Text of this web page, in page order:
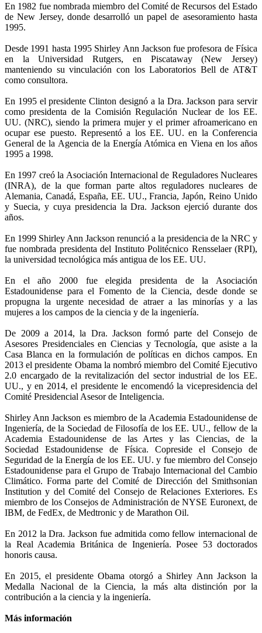
En 1982 fue nombrada miembro del Comité de Recursos del Estado
de New Jersey, donde desarrolló un papel de asesoramiento hasta
1995.
Desde 1991 hasta 1995 Shirley Ann Jackson fue profesora de Física
en la Universidad Rutgers, en Piscataway (New Jersey)
manteniendo su vinculación con los Laboratorios Bell de AT&T
como consultora.
En 1995 el presidente Clinton designó a la Dra. Jackson para servir
como presidenta de la Comisión Regulación Nuclear de los EE.
UU. (NRC), siendo la primera mujer y el primer afroamericano en
ocupar ese puesto. Representó a los EE. UU. en la Conferencia
General de la Agencia de la Energía Atómica en Viena en los años
1995 a 1998.
En 1997 creó la Asociación Internacional de Reguladores Nucleares
(INRA), de la que forman parte altos reguladores nucleares de
Alemania, Canadá, España, EE. UU., Francia, Japón, Reino Unido
y Suecia, y cuya presidencia la Dra. Jackson ejerció durante dos
años.
En 1999 Shirley Ann Jackson renunció a la presidencia de la NRC y
fue nombrada presidenta del Instituto Politécnico Rensselaer (RPI),
la universidad tecnológica más antigua de los EE. UU.
En el año 2000 fue elegida presidenta de la Asociación
Estadounidense para el Fomento de la Ciencia, desde donde se
propugna la urgente necesidad de atraer a las minorías y a las
mujeres a los campos de la ciencia y de la ingeniería.
De 2009 a 2014, la Dra. Jackson formó parte del Consejo de
Asesores Presidenciales en Ciencias y Tecnología, que asiste a la
Casa Blanca en la formulación de políticas en dichos campos. En
2013 el presidente Obama la nombró miembro del Comité Ejecutivo
2.0 encargado de la revitalización del sector industrial de los EE.
UU., y en 2014, el presidente le encomendó la vicepresidencia del
Comité Presidencial Asesor de Inteligencia.
Shirley Ann Jackson es miembro de la Academia Estadounidense de
Ingeniería, de la Sociedad de Filosofía de los EE. UU., fellow de la
Academia Estadounidense de las Artes y las Ciencias, de la
Sociedad Estadounidense de Física. Copreside el Consejo de
Seguridad de la Energía de los EE. UU. y fue miembro del Consejo
Estadounidense para el Grupo de Trabajo Internacional del Cambio
Climático. Forma parte del Comité de Dirección del Smithsonian
Institution y del Comité del Consejo de Relaciones Exteriores. Es
miembro de los Consejos de Administración de NYSE Euronext, de
IBM, de FedEx, de Medtronic y de Marathon Oil.
En 2012 la Dra. Jackson fue admitida como fellow internacional de
la Real Academia Británica de Ingeniería. Posee 53 doctorados
honoris causa.
En 2015, el presidente Obama otorgó a Shirley Ann Jackson la
Medalla Nacional de la Ciencia, la más alta distinción por la
contribución a la ciencia y la ingeniería.
Más información